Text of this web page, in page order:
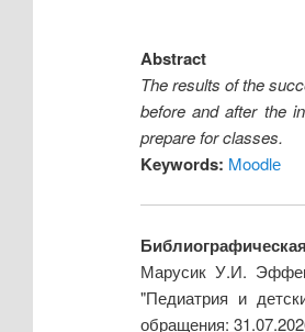
Abstract
The results of the
before and after the
prepare for classes.
Keywords: Moodlе
Марусик У.И.
"Педиатрия и
обращения: